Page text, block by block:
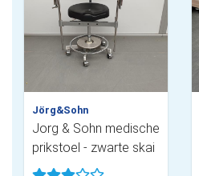
Jörg&Sohn
Jorg & Sohn medische
prikstoel - zwarte skai